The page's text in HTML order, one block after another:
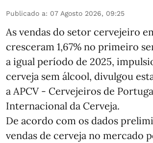
Publicado a: 07 Agosto 2026, 09:25
As vendas do setor cervejeiro
cresceram 1,67% no primeiro
a igual período de 2025,
cerveja sem álcool, divulgou
a APCV - Cervejeiros de
Internacional da Cerveja.
De acordo com os dados
vendas de cerveja no mercado